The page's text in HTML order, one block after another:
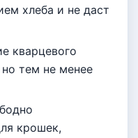
хлеба и не даст
кварцевого
но тем не менее
крошек,